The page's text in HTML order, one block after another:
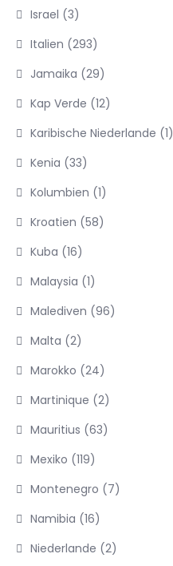
Israel (3)
Italien (293)
Jamaika (29)
Kap Verde (12)
Karibische Niederlande (1)
Kenia (33)
Kolumbien (1)
Kroatien (58)
Kuba (16)
Malaysia (1)
Malediven (96)
Malta (2)
Marokko (24)
Martinique (2)
Mauritius (63)
Mexiko (119)
Montenegro (7)
Namibia (16)
Niederlande (2)